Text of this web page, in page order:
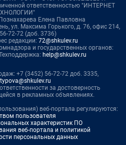
ответственностью "ИНТЕРНЕТ
Елена Павловна
ул. Максима Горького, д. 76, офис 214,
72-72 (доб. 3736)
редакции: 72@shkulev.ru
и государственных органов:
help@shkulev.ru
+7 (3452) 56-72-72 доб. 3335,
за достоверность
в рекламных объявлениях.
веб-портала регулируются:
пользователя
характеристик ПО
веб-портала и политикой
персональных данных